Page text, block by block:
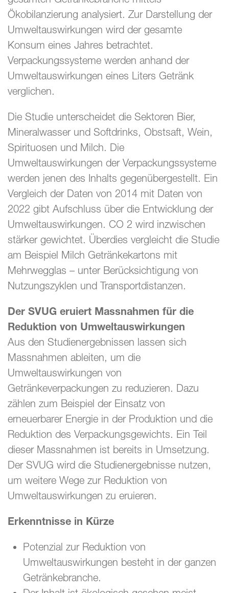
Ökobilanzierung analysiert. Zur Darstellung der
Umweltauswirkungen wird der gesamte
Konsum eines Jahres betrachtet.
Verpackungssysteme werden anhand der
Umweltauswirkungen eines Liters Getränk
verglichen.
Die Studie unterscheidet die Sektoren Bier,
Mineralwasser und Softdrinks, Obstsaft, Wein,
Spirituosen und Milch. Die
Umweltauswirkungen der Verpackungssysteme
werden jenen des Inhalts gegenübergestellt. Ein
Vergleich der Daten von 2014 mit Daten von
2022 gibt Aufschluss über die Entwicklung der
Umweltauswirkungen. CO 2 wird inzwischen
stärker gewichtet. Überdies vergleicht die Studie
am Beispiel Milch Getränkekartons mit
Mehrwegglas – unter Berücksichtigung von
Nutzungszyklen und Transportdistanzen.
Der SVUG eruiert Massnahmen für die
Reduktion von Umweltauswirkungen
Aus den Studienergebnissen lassen sich
Massnahmen ableiten, um die
Umweltauswirkungen von
Getränkeverpackungen zu reduzieren. Dazu
zählen zum Beispiel der Einsatz von
erneuerbarer Energie in der Produktion und die
Reduktion des Verpackungsgewichts. Ein Teil
dieser Massnahmen ist bereits in Umsetzung.
Der SVUG wird die Studienergebnisse nutzen,
um weitere Wege zur Reduktion von
Umweltauswirkungen zu eruieren.
Erkenntnisse in Kürze
Potenzial zur Reduktion von
Umweltauswirkungen besteht in der ganzen
Getränkebranche.